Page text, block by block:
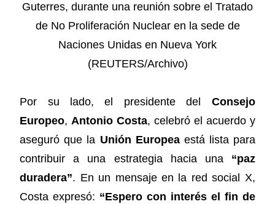
Por su lado, el presidente del Consejo
Europeo,Antonio Costa, celebró el acuerdo y
aseguró que la Unión Europeaestá lista para
contribuir a una estrategia hacia una “paz
duradera”. En un mensaje en la red social X,
Costa expresó: “Espero con interés el fin de